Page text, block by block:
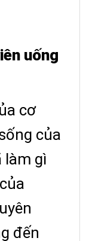
uống
cơ
của
làm gì
đến